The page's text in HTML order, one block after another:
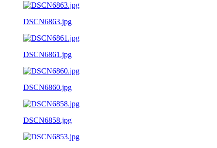
DSCN6863.jpg
DSCN6861.jpg
DSCN6860.jpg
DSCN6858.jpg